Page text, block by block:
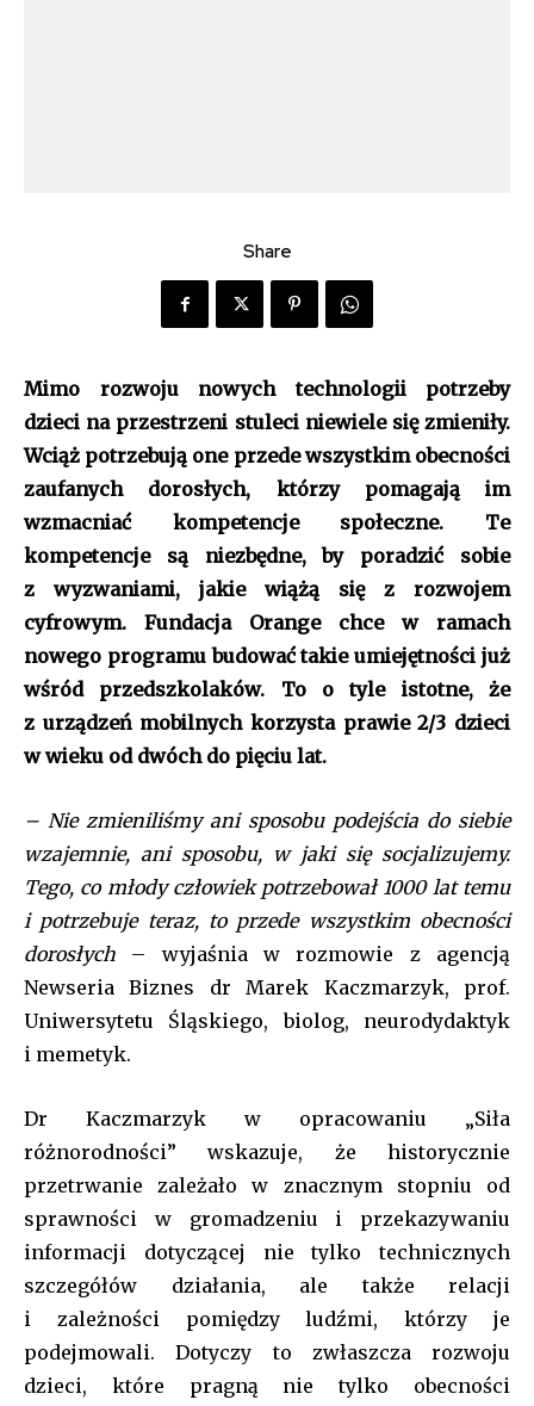
Share
Mimo rozwoju nowych technologii potrzeby
dzieci na przestrzeni stuleci niewiele się zmieniły.
Wciąż potrzebują one przede wszystkim obecności
zaufanych dorosłych, którzy pomagają im
wzmacniać kompetencje społeczne. Te
kompetencje są niezbędne, by poradzić sobie
z wyzwaniami, jakie wiążą się z rozwojem
cyfrowym. Fundacja Orange chce w ramach
nowego programu budować takie umiejętności już
wśród przedszkolaków. To o tyle istotne, że
z urządzeń mobilnych korzysta prawie 2/3 dzieci
w wieku od dwóch do pięciu lat.
– Nie zmieniliśmy ani sposobu podejścia do siebie
wzajemnie, ani sposobu, w jaki się socjalizujemy.
Tego, co młody człowiek potrzebował 1000 lat temu
i potrzebuje teraz, to przede wszystkim obecności
dorosłych – wyjaśnia w rozmowie z agencją
Newseria Biznes dr Marek Kaczmarzyk, prof.
Uniwersytetu Śląskiego, biolog, neurodydaktyk
i memetyk.
Dr Kaczmarzyk w opracowaniu „Siła
różnorodności” wskazuje, że historycznie
przetrwanie zależało w znacznym stopniu od
sprawności w gromadzeniu i przekazywaniu
informacji dotyczącej nie tylko technicznych
szczegółów działania, ale także relacji
i zależności pomiędzy ludźmi, którzy je
podejmowali. Dotyczy to zwłaszcza rozwoju
dzieci, które pragną nie tylko obecności